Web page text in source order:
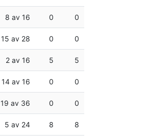
8 av 16 0 0
15 av 28 0 0
2 av 16 5 5
14 av 16 0 0
19 av 36 0 0
5 av 24 8 8